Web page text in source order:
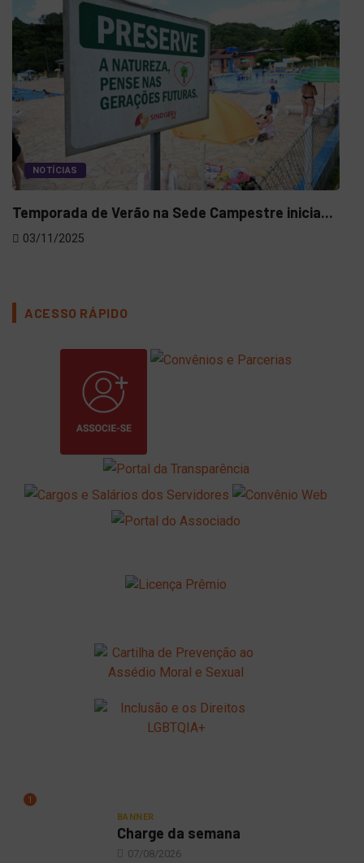
NOTÍCIAS
Temporada de Verão na Sede Campestre inicia...
03/11/2025
ACESSO RÁPIDO
1
BANNER
Charge da semana
07/08/2026